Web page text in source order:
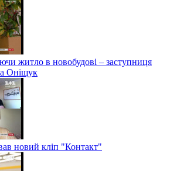
житло в новобудові – заступниця
Оніщук
новий кліп "Контакт"